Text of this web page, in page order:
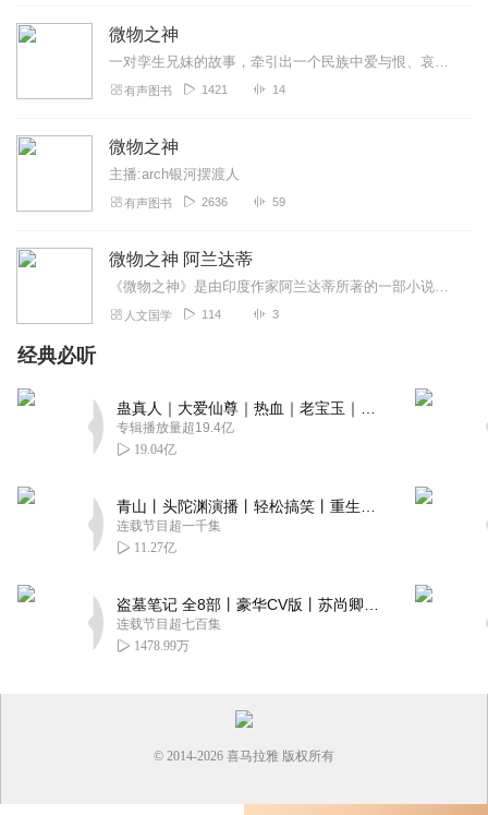
微物之神
一对孪生兄妹的故事，牵引出一个民族中爱与恨、哀伤与喜悦、贫与富、阶级与种族等纠葛难解的问题。阿兰达蒂·洛伊以细腻的笔触，巧妙的情节铺陈，与魔幻写实的文字风格将一...
有声图书 1421 14
微物之神
主播:arch银河摆渡人
有声图书 2636 59
微物之神 阿兰达蒂
《微物之神》是由印度作家阿兰达蒂所著的一部小说。其透过女性敏锐的心灵和孩童清澈的眼光，观察南印度一个小村庄的宗教、社会和历史，处处流露着深沉、古老的悲伤，但悲中...
人文国学 114 3
经典必听
专辑播放量超19.4亿
19.04亿
连载节目超一千集
11.27亿
连载节目超七百集
1478.99万
© 2014-2026 喜马拉雅 版权所有